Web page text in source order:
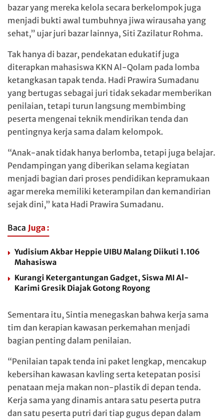
bazar yang mereka kelola secara berkelompok juga
menjadi bukti awal tumbuhnya jiwa wirausaha yang
sehat,” ujar juri bazar lainnya, Siti Zazilatur Rohma.
Tak hanya di bazar, pendekatan edukatif juga
diterapkan mahasiswa KKN Al-Qolam pada lomba
ketangkasan tapak tenda. Hadi Prawira Sumadanu
yang bertugas sebagai juri tidak sekadar memberikan
penilaian, tetapi turun langsung membimbing
peserta mengenai teknik mendirikan tenda dan
pentingnya kerja sama dalam kelompok.
“Anak-anak tidak hanya berlomba, tetapi juga belajar.
Pendampingan yang diberikan selama kegiatan
menjadi bagian dari proses pendidikan kepramukaan
agar mereka memiliki keterampilan dan kemandirian
sejak dini,” kata Hadi Prawira Sumadanu.
Baca Juga :
Yudisium Akbar Heppie UIBU Malang Diikuti 1.106
Mahasiswa
Kurangi Ketergantungan Gadget, Siswa MI Al-
Karimi Gresik Diajak Gotong Royong
Sementara itu, Sintia menegaskan bahwa kerja sama
tim dan kerapian kawasan perkemahan menjadi
bagian penting dalam penilaian.
“Penilaian tapak tenda ini paket lengkap, mencakup
kebersihan kawasan kavling serta ketepatan posisi
penataan meja makan non-plastik di depan tenda.
Kerja sama yang dinamis antara satu peserta putra
dan satu peserta putri dari tiap gugus depan dalam